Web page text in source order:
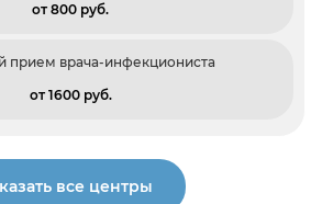
от 800 pуб.
прием врача-инфекциониста
от 1600 pуб.
все центры